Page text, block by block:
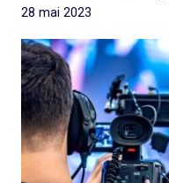
28 mai 2023